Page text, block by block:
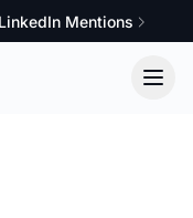
Mentions